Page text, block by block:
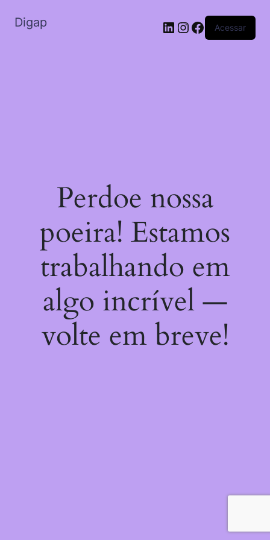
Digap Acessar
Perdoe nossa
poeira! Estamos
trabalhando em
algo incrível —
volte em breve!